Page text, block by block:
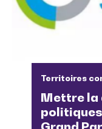
Territoires
Mettre la
politiques